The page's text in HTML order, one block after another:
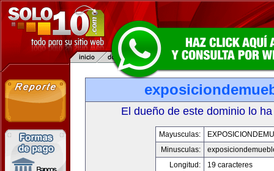
El dueño de este dominio lo
Mayusculas:
Minusculas:
Longitud:
19 caracteres